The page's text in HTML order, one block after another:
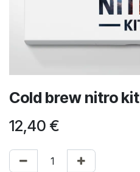
Cold brew nitro kit
12,40 €